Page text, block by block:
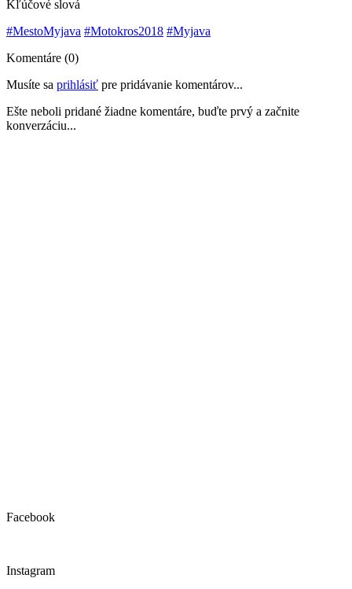
Kľúčové slová
#MestoMyjava #Motokros2018 #Myjava
Komentáre (0)
Musíte sa prihlásiť pre pridávanie komentárov...
Ešte neboli pridané žiadne komentáre, buďte prvý a začnite
konverzáciu...
Facebook
Instagram